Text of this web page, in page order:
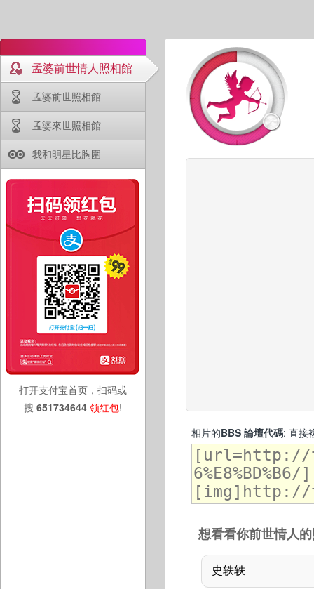
孟婆前世情人照相館
孟婆前世照相館
孟婆來世照相館
我和明星比胸圍
打开支付宝首页，扫码或
搜 651734644 领红包!
相片的BBS 論壇代碼: 直接
想看看你前世情人